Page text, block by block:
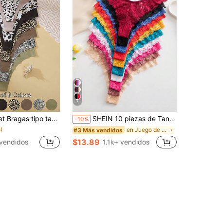
exquisito & unicolor sin costuras cómodas de tela suave Bragas tipo tanga para mujer
4
-10% SHEIN 10 piezas de Tangas de Encaje para Mujer, Ropa Interior Elegante y Cómoda, Sexy
#3 Más vendidos en Juego de 10 piezas Tangas de mujer
$13.89 1.1k+ vendidos